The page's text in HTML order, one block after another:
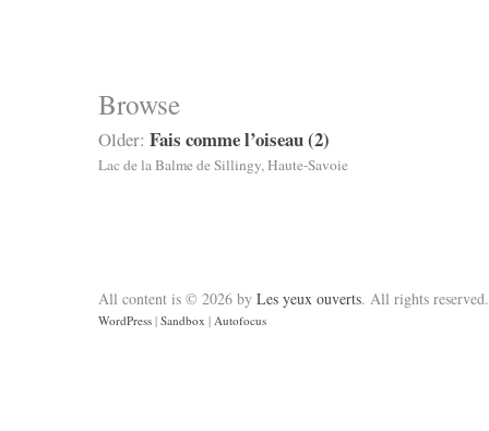
Browse
Older: Fais comme l’oiseau (2)
Lac de la Balme de Sillingy, Haute-Savoie
All content is © 2026 by Les yeux ouverts. All rights reserved.
WordPress | Sandbox | Autofocus